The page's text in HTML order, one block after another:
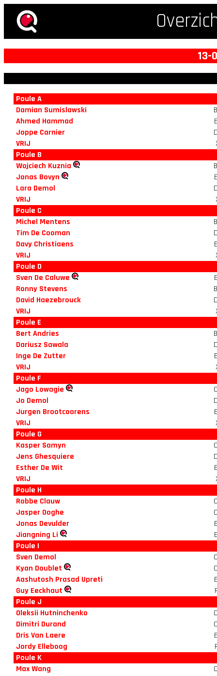
13-
Poule A
Damian Sumislawski
Ahmed Hammad
Joppe Carnier
VRIJ
Poule B
Wojciech Kuznia
Jonas Bovyn
Lara Demol
VRIJ
Poule C
Michel Mentens
Tim De Cooman
Davy Christiaens
VRIJ
Poule D
Sven De Caluwe
Ronny Stevens
David Haezebrouck
VRIJ
Poule E
Bert Andries
Dariusz Sawala
Inge De Zutter
VRIJ
Poule F
Jago Lowagie
Jo Demol
Jurgen Brootcoorens
VRIJ
Poule G
Kasper Samyn
Jens Ghesquiere
Esther De Wit
VRIJ
Poule H
Robbe Clauw
Jasper Ooghe
Jonas Devulder
Jiangning Li
Poule I
Sven Demol
Kyan Doublet
Aashutosh Prasad Upreti
Guy Eeckhaut
Poule J
Oleksii Hutninchenko
Dimitri Durand
Dris Van Laere
Jordy Elleboog
Poule K
Max Wang